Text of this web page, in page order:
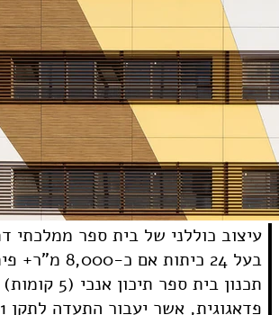
ASHDOD_11.jpg
עיצוב כוללני של בית ספר ממלכתי
בעל 24 כיתות אם כ-8,000 מ"ר+ פיתוח 5,000 מ"ר
תכנון בית ספר תיכון אנכי (5 קומות) עם חללי לימוד חדשניים מבחינה
פדאגוגית, אשר יעבור התעדה לתקן 5281 של בניה ירוקה